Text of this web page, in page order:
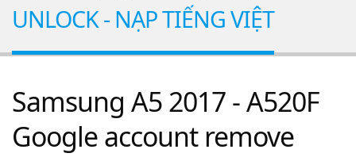
UNLOCK - NẠP TIẾNG VIỆT
Samsung A5 2017 - A520F
Google account remove